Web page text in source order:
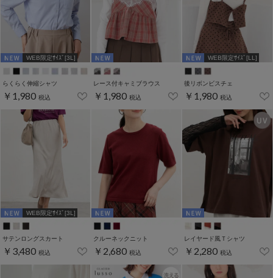
WEB限定ｻｲｽﾞ[3L]
らくらく伸縮シャツ
￥1,980 税込
レース付キャミブラウス
￥1,980 税込
WEB限定ｻｲｽﾞ[LL]
後リボンビスチェ
￥1,980 税込
WEB限定ｻｲｽﾞ[3L]
サテンロングスカート
￥3,480 税込
クルーネックニット
￥2,680 税込
レイヤード風Ｔシャツ
￥2,280 税込